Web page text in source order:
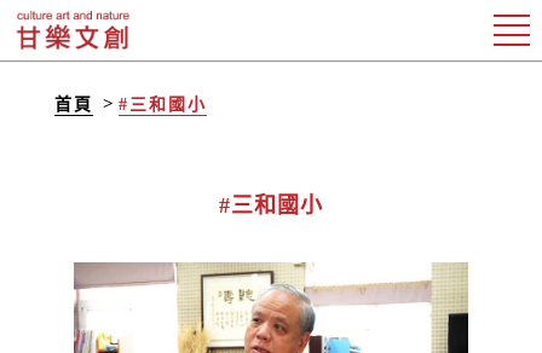
首頁 #三和國小
#三和國小